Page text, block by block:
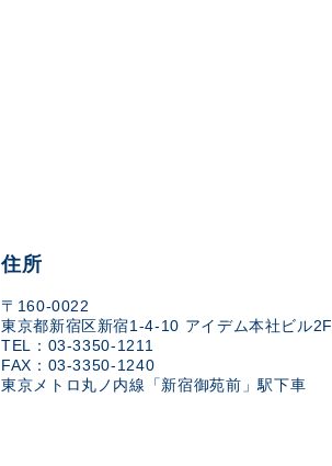
住所
〒160-0022
東京都新宿区新宿1-4-10 アイデム本社ビル2F
TEL：03-3350-1211
FAX：03-3350-1240
東京メトロ丸ノ内線「新宿御苑前」駅下車